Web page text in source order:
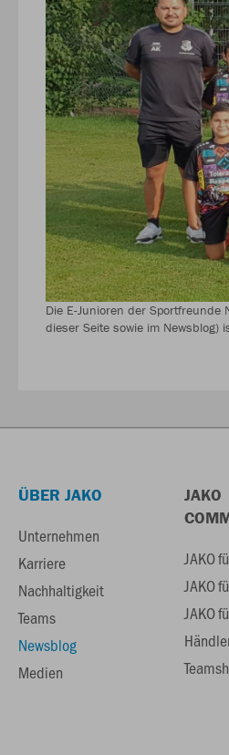
Die E-Junioren der
dieser Seite sowie im Newsblog)
ÜBER JAKO
Unternehmen
Karriere
Nachhaltigkeit
Teams
Newsblog
Medien
JAKO
JAKO
JAKO
JAKO